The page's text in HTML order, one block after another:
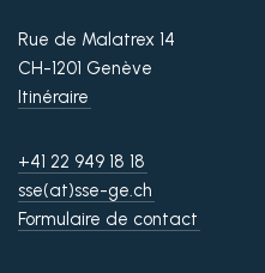
Rue de Malatrex 14
CH-1201 Genève
Itinéraire
+41 22 949 18 18
sse(at)sse-ge.ch
Formulaire de contact